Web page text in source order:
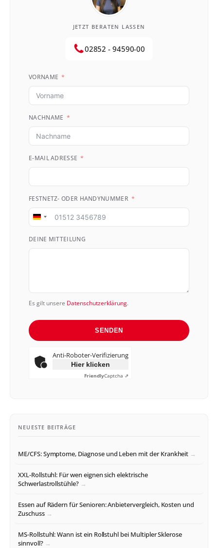
JETZT BERATEN LASSEN
02852 - 94590-00
VORNAME
NACHNAME
E-MAIL ADRESSE
FESTNETZ- ODER HANDYNUMMER
Germany
DEINE MITTEILUNG
Es gilt unsere Datenschutzerklärung.
SENDEN
Anti-Roboter-Verifizierung
Hier klicken
FriendlyCaptcha ⇗
NEUESTE BEITRÄGE
ME/CFS: Symptome, Diagnose und Leben mit der Krankheit
XXL-Rollstuhl: Für wen eignen sich elektrische
Schwerlastrollstühle?
Essen auf Rädern für Senioren: Anbietervergleich, Kosten und
Zuschuss
MS-Rollstuhl: Wann ist ein Rollstuhl bei Multipler Sklerose
sinnvoll?